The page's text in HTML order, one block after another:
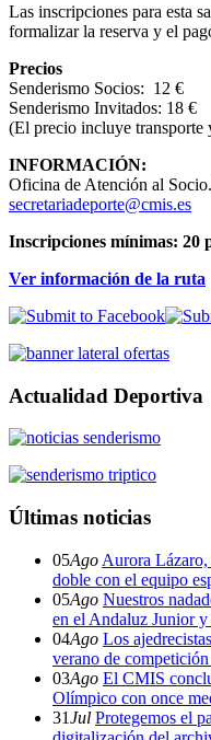
Las inscripciones para esta
formalizar la reserva y el
Precios
Senderismo Socios: 12 €
Senderismo Invitados: 18 €
(El precio incluye transporte
INFORMACIÓN:
Oficina de Atención al
secretariadeporte@cmis.es
Inscripciones mínimas: 20
Ver información de la ruta
Actualidad Deportiva
Últimas noticias
05Ago Aurora Lázaro,
doble con el equipo
05Ago Nuestros
en el Andaluz Junior
04Ago Los
verano de competición
03Ago El CMIS
Olímpico con once
31Jul Protegemos el